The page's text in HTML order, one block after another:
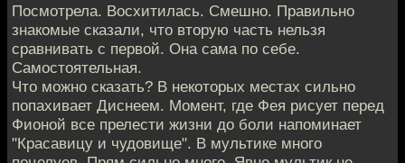
Посмотрела. Восхитилась. Смешно. Правильно
знакомые сказали, что вторую часть нельзя
сравнивать с первой. Она сама по себе.
Самостоятельная.
Что можно сказать? В некоторых местах сильно
попахивает Диснеем. Момент, где Фея рисует перед
Фионой все прелести жизни до боли напоминает
"Красавицу и чудовище". В мультике много